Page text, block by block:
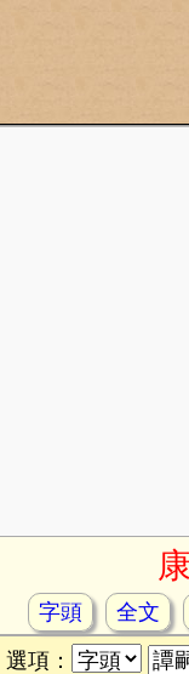
字頭 全文
選項：